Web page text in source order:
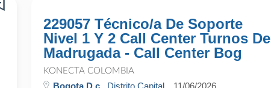
229057 Técnico/a De Soporte
Nivel 1 Y 2 Call Center Turnos De
Madrugada - Call Center Bog
KONECTA COLOMBIA
Bogota D.c., Distrito Capital 11/06/2026